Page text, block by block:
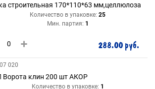
строительная 170*110*63 мм,целлюлоза
Количество в упаковке: 25
Мин. партия: 1
288.00 руб.
020
Ворота клин 200 шт АКОР
Количество в упаковке: 1